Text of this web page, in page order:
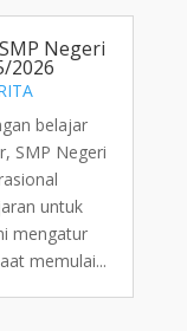
Negeri
2026
belajar
SMP Negeri
untuk
mengatur
memulai...